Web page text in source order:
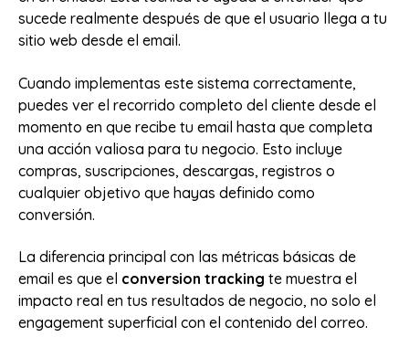
sucede realmente después de que el usuario llega a tu
sitio web desde el email.
Cuando implementas este sistema correctamente,
puedes ver el recorrido completo del cliente desde el
momento en que recibe tu email hasta que completa
una acción valiosa para tu negocio. Esto incluye
compras, suscripciones, descargas, registros o
cualquier objetivo que hayas definido como
conversión.
La diferencia principal con las métricas básicas de
email es que el conversion tracking te muestra el
impacto real en tus resultados de negocio, no solo el
engagement superficial con el contenido del correo.